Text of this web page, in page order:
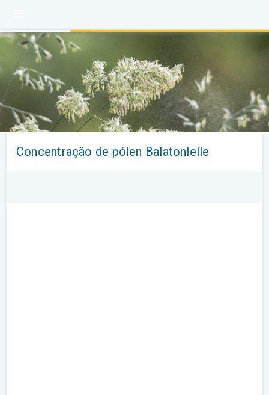
Concentração de pólen Balatonlelle